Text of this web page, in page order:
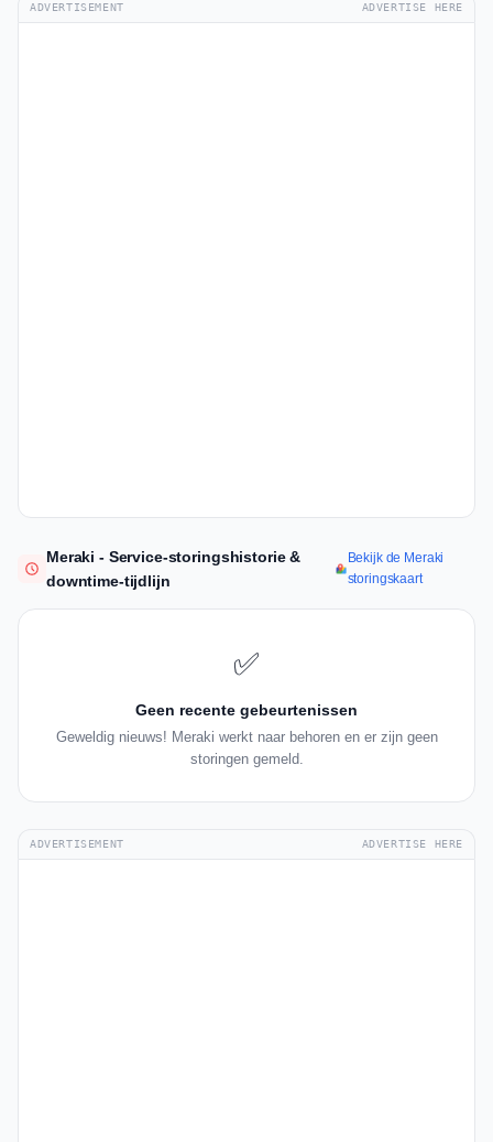
ADVERTISEMENT ADVERTISE HERE
Meraki - Service-storingshistorie &
downtime-tijdlijn
Bekijk de Meraki
storingskaart
✅
Geen recente gebeurtenissen
Geweldig nieuws! Meraki werkt naar behoren en er zijn geen
storingen gemeld.
ADVERTISEMENT ADVERTISE HERE